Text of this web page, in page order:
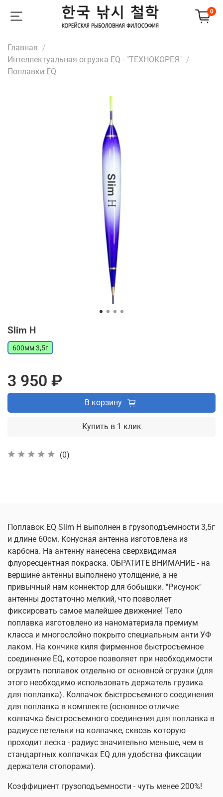
0
Главная
Интеллектуальная огрузка EQ - "ТЕХНОКОРЕЯ"
Поплавки EQ
Slim H
(0)
600мм 3,5г
3 950 ₽
В корзину
Купить в 1 клик
Поплавок EQ Slim H выполнен в грузоподъемности 3,5г
и длине 60см. Конусная антенна изготовлена из
карбона. На антенну нанесена сверхвидимая
флуоресцентная покраска. ОБРАТИТЕ ВНИМАНИЕ - на
вершине антенны выполнено утолщение, а не
привычный нам коннектор для бобышки. "Рисунок"
антенны достаточно мелкий, что позволяет
фиксировать самое малейшее движение! Тело
поплавка изготовлено из наноматериала премиум
класса и многослойно покрыто специальным анти УФ
лаком. На кончике киля фирменное быстросъемное
соединение EQ, которое позволяет при необходимости
огрузить поплавок отдельно от основной огрузки (для
этого необходимо использовать держатель грузика
для поплавка). Колпачок быстросъемного соединения
для поплавка в комплекте (основное отличие
колпачка быстросъемного соединения для поплавка в
радиусе петельки на колпачке, сквозь которую
проходит леска - радиус значительно меньше, чем в
стандартных колпачках EQ для удобства фиксации
держателя стопорами).
Коэффициент грузоподъемности - чуть менее 200%!